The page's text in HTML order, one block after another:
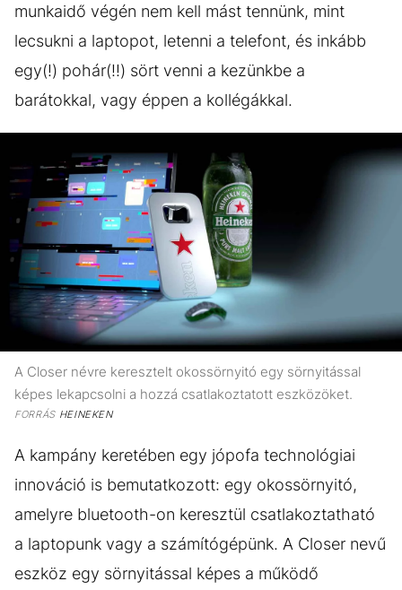
munkaidő végén nem kell mást tennünk, mint
lecsukni a laptopot, letenni a telefont, és inkább
egy(!) pohár(!!) sört venni a kezünkbe a
barátokkal, vagy éppen a kollégákkal.
A Closer névre keresztelt okossörnyitó egy sörnyitással
képes lekapcsolni a hozzá csatlakoztatott eszközöket.
FORRÁSHEINEKEN
A kampány keretében egy jópofa technológiai
innováció is bemutatkozott: egy okossörnyitó,
amelyre bluetooth-on keresztül csatlakoztatható
a laptopunk vagy a számítógépünk. A Closer nevű
eszköz egy sörnyitással képes a működő